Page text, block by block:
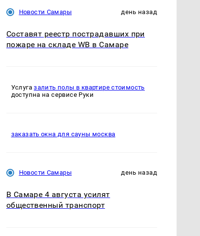
Новости Самары день назад
Составят реестр пострадавших при
пожаре на складе WB в Самаре
Услугазалить полы в квартире стоимость
доступна на сервисе Руки
заказать окна для сауны москва
Новости Самары день назад
В Самаре 4 августа усилят
общественный транспорт